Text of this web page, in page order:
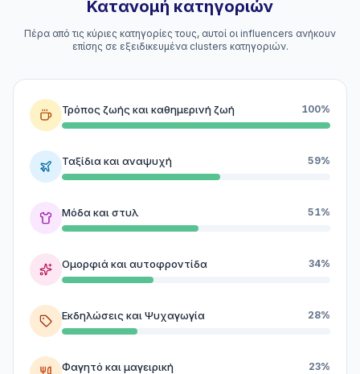
Κατανομή κατηγοριών
Πέρα από τις κύριες κατηγορίες τους, αυτοί οι influencers ανήκουν
επίσης σε εξειδικευμένα clusters κατηγοριών.
Τρόπος ζωής και καθημερινή ζωή 100%
Ταξίδια και αναψυχή 59%
Μόδα και στυλ 51%
Ομορφιά και αυτοφροντίδα 34%
Εκδηλώσεις και Ψυχαγωγία 28%
Φαγητό και μαγειρική 23%